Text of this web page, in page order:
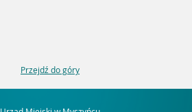
Przejdź do góry